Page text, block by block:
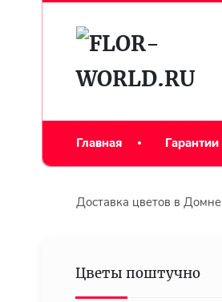
Главная Гарантии
Доставка цветов в Домне
Цветы поштучно